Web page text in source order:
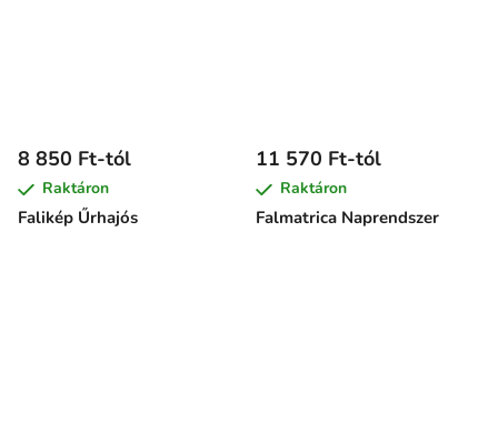
Falikép Űrhajós
8 850 Ft-tól
Raktáron
Falmatrica Naprendszer
11 570 Ft-tól
Raktáron